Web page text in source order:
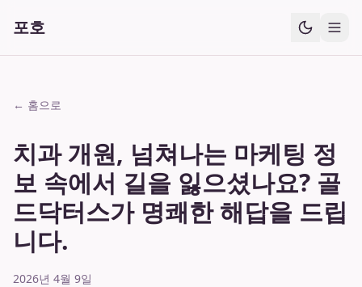
포호
← 홈으로
치과 개원, 넘쳐나는 마케팅 정
보 속에서 길을 잃으셨나요? 골
드닥터스가 명쾌한 해답을 드립
니다.
2026년 4월 9일